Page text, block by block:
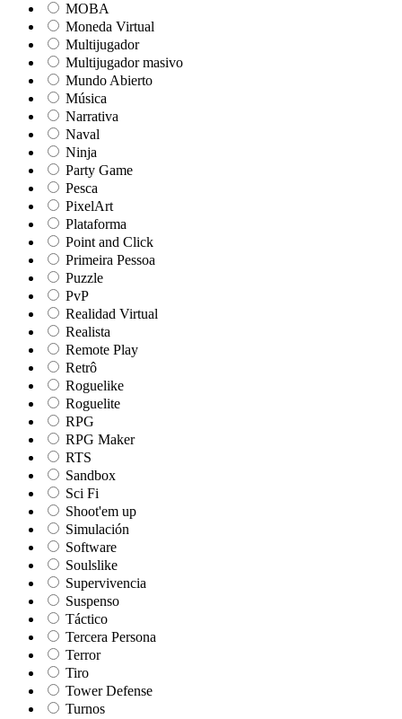
MOBA
Moneda Virtual
Multijugador
Multijugador masivo
Mundo Abierto
Música
Narrativa
Naval
Ninja
Party Game
Pesca
PixelArt
Plataforma
Point and Click
Primeira Pessoa
Puzzle
PvP
Realidad Virtual
Realista
Remote Play
Retrô
Roguelike
Roguelite
RPG
RPG Maker
RTS
Sandbox
Sci Fi
Shoot'em up
Simulación
Software
Soulslike
Supervivencia
Suspenso
Táctico
Tercera Persona
Terror
Tiro
Tower Defense
Turnos